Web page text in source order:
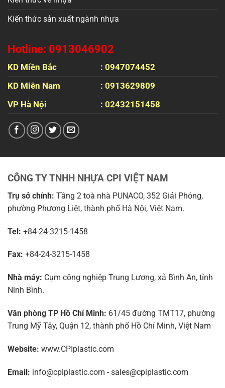
Kiến thức sản xuất ngành nhựa
Hotline: 0913046902
KD Miền Bắc
: 0947074452
KD Miên Nam
: 0913629809
VP Hà Nội
: 02432151458
CÔNG TY TNHH NHỰA CPI VIỆT NAM
Trụ sở chính: Tầng 2 toà nhà PUNACO, 352 Giải Phóng,
phường Phương Liệt, thành phố Hà Nội, Việt Nam.
Tel: +84-24-3215-1458
Fax: +84-24-3215-1458
Nhà máy: Cụm công nghiệp Trung Lương, xã Bình An, tỉnh
Ninh Bình.
Văn phòng TP Hồ Chí Minh: 61/45 đường TMT17, phường
Trung Mỹ Tây, Quận 12, thành phố Hồ Chí Minh, Việt Nam
Website: www.CPIplastic.com
Email: info@cpiplastic.com - sales@cpiplastic.com